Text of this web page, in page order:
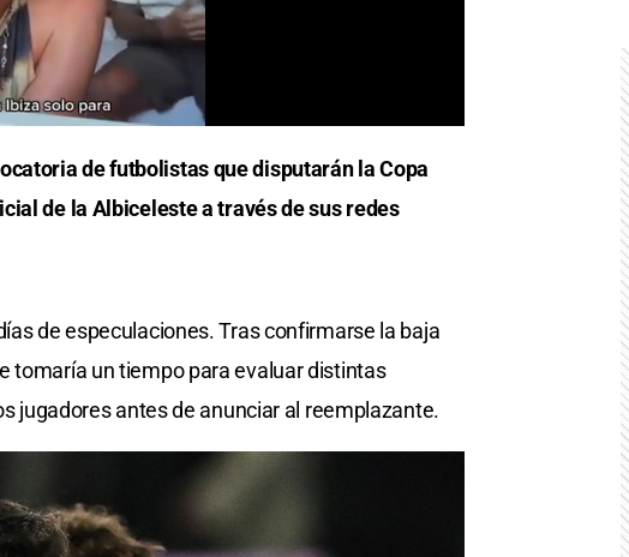
de futbolistas que disputarán la Copa
de la Albiceleste a través de sus redes
de especulaciones. Tras confirmarse la baja
tomaría un tiempo para evaluar distintas
jugadores antes de anunciar al reemplazante.